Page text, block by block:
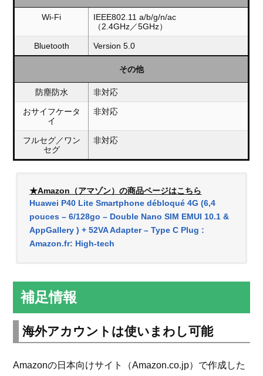
Wi-Fi
IEEE802.11 a/b/g/n/ac
（2.4GHz／5GHz）
Bluetooth Version 5.0
その他
防塵防水 非対応
おサイフケータ
イ
非対応
フルセグ／ワン
セグ
非対応
★Amazon（アマゾン）の商品ページはこちら
Huawei P40 Lite Smartphone débloqué 4G (6,4
pouces – 6/128go – Double Nano SIM EMUI 10.1 &
AppGallery ) + 52VA Adapter – Type C Plug :
Amazon.fr: High-tech
補足情報
海外アカウントは使いまわし可能
Amazonの日本向けサイト（Amazon.co.jp）で作成した